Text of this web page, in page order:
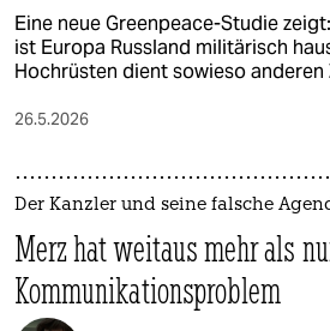
Eine neue Greenpeace-Studie
ist Europa Russland militärisch
Hochrüsten dient sowieso anderen
26.5.2026
Der Kanzler und seine falsche
Merz hat weitaus mehr als
Kommunikationsproblem